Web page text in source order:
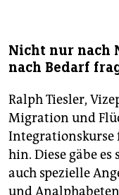
Nicht nur nach
nach Bedarf
Ralph Tiesler,
Migration und
Integrationskurse
hin. Diese gäbe
auch spezielle
und